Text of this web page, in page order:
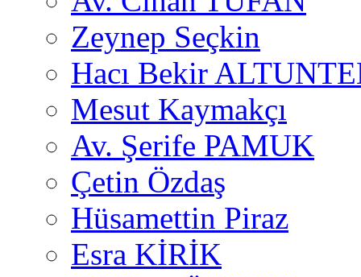
Zeynep Seçkin
Hacı Bekir
Mesut Kaymakçı
Av. Şerife PAMUK
Çetin Özdaş
Hüsamettin Piraz
Esra KİRİK